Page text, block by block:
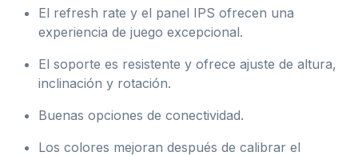
El refresh rate y el panel IPS ofrecen una
experiencia de juego excepcional.
El soporte es resistente y ofrece ajuste de altura,
inclinación y rotación.
Buenas opciones de conectividad.
Los colores mejoran después de calibrar el